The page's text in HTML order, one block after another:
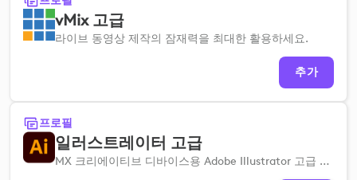
vMix 고급
라이브 동영상 제작의 잠재력을 최대한 활용하세요.
추가
프로필
일러스트레이터 고급
MX 크리에이티브 디바이스용 Adobe Illustrator 고급 프로필을 사용하면 벡터 디자인 및 일러스트레이션 워크플로우를 간소화할 수 있도록 빠르게 설정할 수 있습니다.